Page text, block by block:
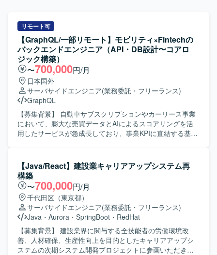
リモート可
【GraphQL/一部リモート】モビリティ×Fintechの
バックエンドエンジニア（API・DB設計〜コアロ
ジック構築）
〜700,000円/月
日本国外
サーバサイドエンジニア(業務委託・フリーランス)
GraphQL
【募集背景】 自動車サブスクリプションやカーリース事業
において、膨大な売買データとAIによるスコアリングを活
用したサービスが急成長しており、事業KPIに直結する基盤
×Fintech領域における与信・車両・回収など複雑なドメイ
ンを扱うコアロジックの設計・実装を担当いただきます。
RESTおよびGraphQLによるAPI設計と実装、スキーマやデ
ータモデル設計、外部サービスとの連携、非同期やバッチ
処理の設計・開発、パフォーマンス最適化など幅広くご対
応いただきます。また、設計レビューやコード品質の維
持・改善にも取り組んでいただきます。 【求める人物像】
曖昧な要件を自ら整理し、仕様レベルからタスクへ分解し
て設計に落とし込める主体性のある方を求めています。採
用技術や設計方針の選定理由を論理的に説明でき、関係者
【Java/React】建設業キャリアアップシステム再
構築
〜700,000円/月
千代田区（東京都）
サーバサイドエンジニア(業務委託・フリーランス)
Java ・ Aurora ・ SpringBoot ・ RedHat
【募集背景】 建設業界に関与する全技能者の労働環境改
善、人材確保、生産性向上を目的としたキャリアアップシ
ステムの次期システム開発プロジェクトに参画いただきま